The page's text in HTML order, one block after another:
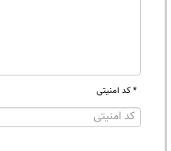
* کد امنیتی